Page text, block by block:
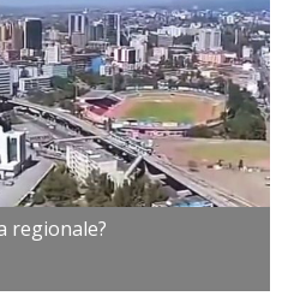
regionale?